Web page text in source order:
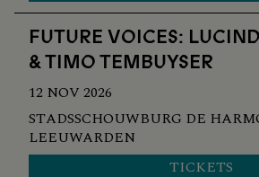
FUTURE VOICES:
& TIMO TEMBUYSER
12 NOV 2026
STADSSCHOUWBURG DE
LEEUWARDEN
TICKETS